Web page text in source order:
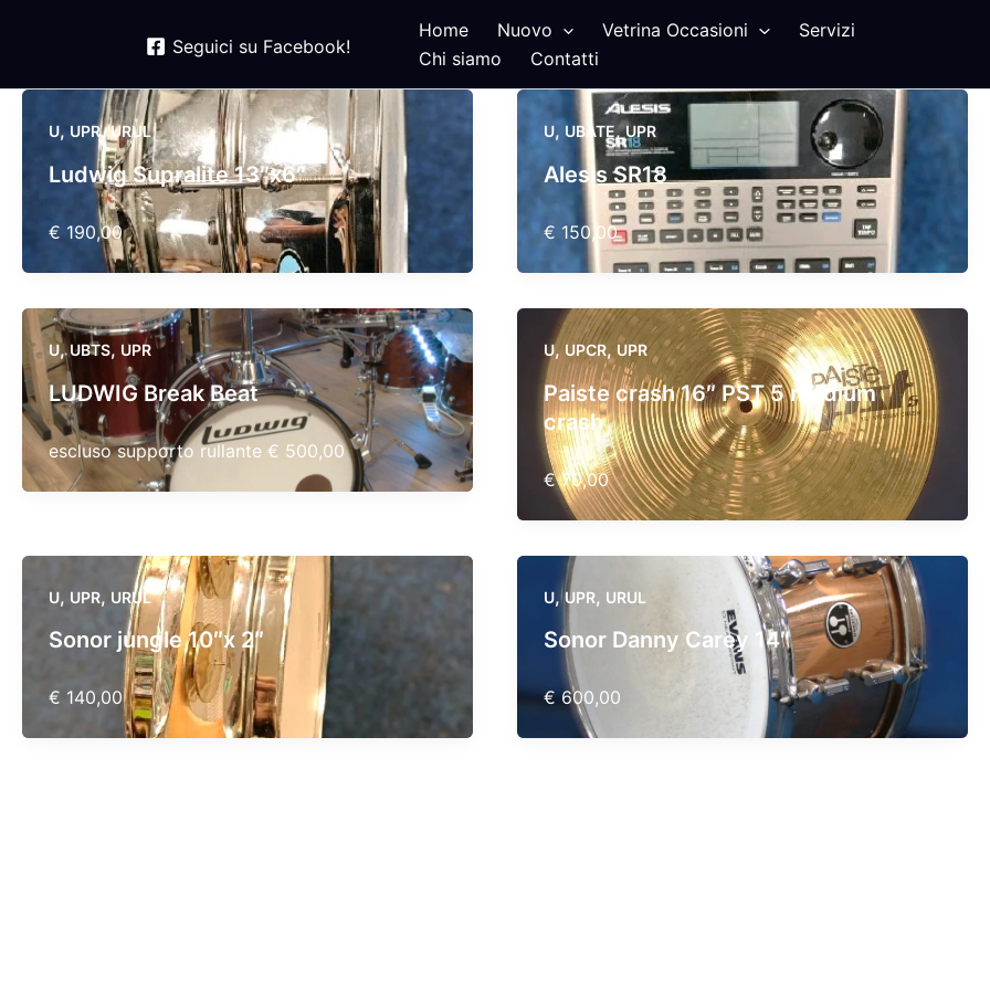
Seguici su Facebook!
Home Nuovo Vetrina Occasioni
Servizi
Chi siamo
Contatti
U, UPR,URUL
Ludwig Supralite 13″x6″
€ 190,00
U, UBATE,UPR
Alesis SR18
€ 150,00
U,UBTS, UPR
LUDWIG Break Beat
escluso supporto rullante € 500,00
U, UPCR, UPR
Paiste crash 16″ PST 5 medium
crash
€ 70,00
U, UPR, URUL
Sonor jungle 10″x 2″
€ 140,00
U,UPR, URUL
Sonor Danny Carey 14″
€ 600,00